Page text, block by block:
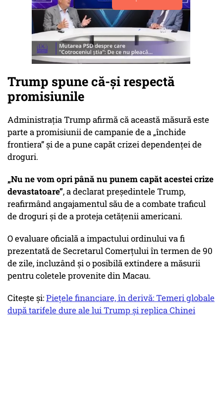
Trump spune că-și respectă
promisiunile
Administrația Trump afirmă că această măsură este
parte a promisiunii de campanie de a „închide
frontiera” și de a pune capăt crizei dependenței de
droguri.
„Nu ne vom opri până nu punem capăt acestei crize
devastatoare”, a declarat președintele Trump,
reafirmând angajamentul său de a combate traficul
de droguri și de a proteja cetățenii americani.
O evaluare oficială a impactului ordinului va fi
prezentată de Secretarul Comerțului în termen de 90
de zile, incluzând și o posibilă extindere a măsurii
pentru coletele provenite din Macau.
Citește și:Piețele financiare, în derivă: Temeri globale
după tarifele dure ale lui Trump și replica Chinei